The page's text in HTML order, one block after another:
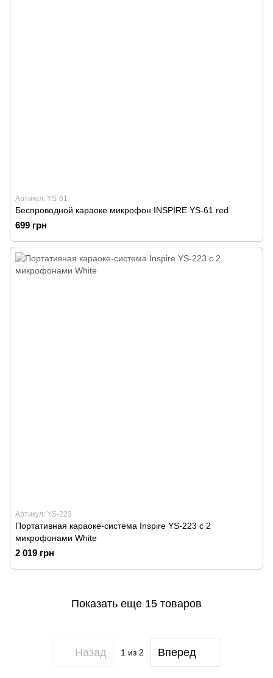
Артикул: YS-61
Беспроводной караоке микрофон INSPIRE YS-61 red
699 грн
Артикул: YS-223
Портативная караоке-система Inspire YS-223 с 2
микрофонами White
2 019 грн
Показать еще 15 товаров
Назад 1 из 2 Вперед